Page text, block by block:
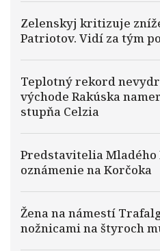
Zelenskyj kritizuje
Patriotov. Vidí za tým
Teplotný rekord
východe Rakúska
stupňa Celzia
Predstavitelia
oznámenie na Korčoka
Žena na námestí
nožnicami na štyroch